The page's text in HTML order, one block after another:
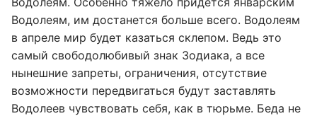
Водолеям, им достанется больше всего. Водолеям
в апреле мир будет казаться склепом. Ведь это
самый свободолюбивый знак Зодиака, а все
нынешние запреты, ограничения, отсутствие
возможности передвигаться будут заставлять
Водолеев чувствовать себя, как в тюрьме. Беда не